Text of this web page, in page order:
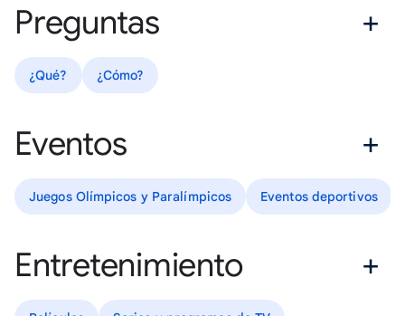
Preguntas
¿Qué? ¿Cómo?
Eventos
Juegos Olímpicos y Paralímpicos Eventos deportivos
Entretenimiento